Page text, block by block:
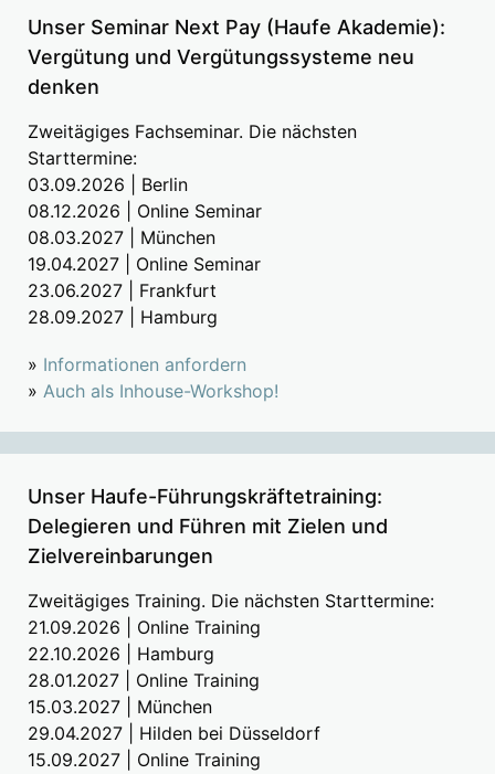
Unser Seminar Next Pay (Haufe Akademie):
Vergütung und Vergütungssysteme neu
denken
Zweitägiges Fachseminar. Die nächsten
Starttermine:
03.09.2026 | Berlin
08.12.2026 | Online Seminar
08.03.2027 | München
19.04.2027 | Online Seminar
23.06.2027 | Frankfurt
28.09.2027 | Hamburg
» Informationen anfordern
» Auch als Inhouse-Workshop!
Unser Haufe-Führungskräftetraining:
Delegieren und Führen mit Zielen und
Zielvereinbarungen
Zweitägiges Training. Die nächsten Starttermine:
21.09.2026 | Online Training
22.10.2026 | Hamburg
28.01.2027 | Online Training
15.03.2027 | München
29.04.2027 | Hilden bei Düsseldorf
15.09.2027 | Online Training